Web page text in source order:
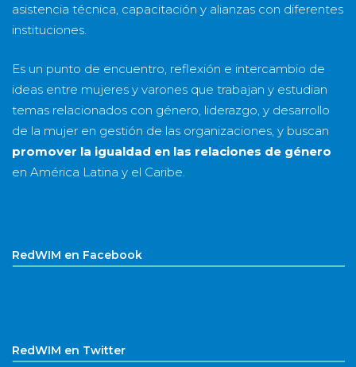
asistencia técnica, capacitación y alianzas con diferentes
instituciones.
Es un punto de encuentro, reflexión e intercambio de
ideas entre mujeres y varones que trabajan y estudian
temas relacionados con género, liderazgo, y desarrollo
de la mujer en gestión de las organizaciones, y buscan
promover la igualdad en las relaciones de género
en América Latina y el Caribe.
RedWIM en Facebook
RedWIM en Twitter